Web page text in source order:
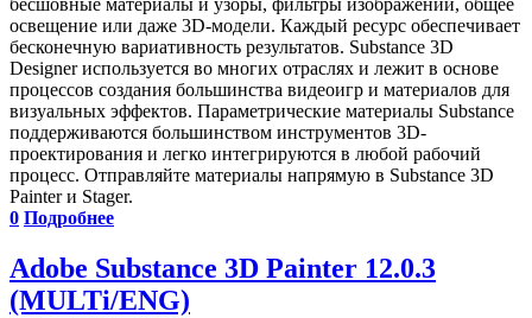
бесшовные материалы и узоры, фильтры изображений, общее
освещение или даже 3D-модели. Каждый ресурс обеспечивает
бесконечную вариативность результатов. Substance 3D
Designer используется во многих отраслях и лежит в основе
процессов создания большинства видеоигр и материалов для
визуальных эффектов. Параметрические материалы Substance
поддерживаются большинством инструментов 3D-
проектирования и легко интегрируются в любой рабочий
процесс. Отправляйте материалы напрямую в Substance 3D
Painter и Stager.
0 Подробнее
Adobe Substance 3D Painter 12.0.3
(MULTi/ENG)